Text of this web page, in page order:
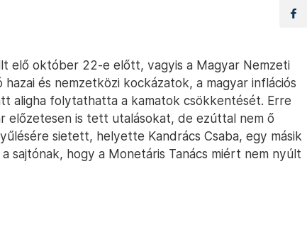
elő október 22-e előtt, vagyis a Magyar Nemzeti
és nemzetközi kockázatok, a magyar inflációs
aligha folytathatta a kamatok csökkentését. Erre
előzetesen is tett utalásokat, de ezúttal nem ő
sietett, helyette Kandrács Csaba, egy másik
sajtónak, hogy a Monetáris Tanács miért nem nyúlt